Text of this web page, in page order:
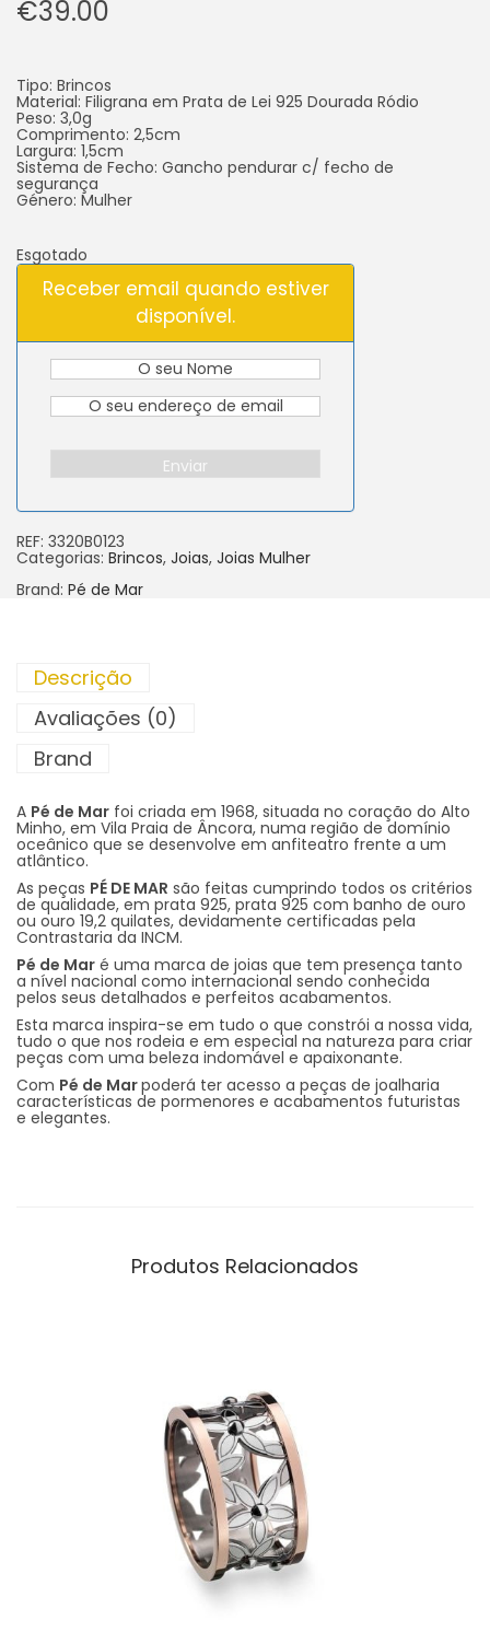
€39.00
Tipo: Brincos
Material: Filigrana em Prata de Lei 925 Dourada Ródio
Peso: 3,0g
Comprimento: 2,5cm
Largura: 1,5cm
Sistema de Fecho: Gancho pendurar c/ fecho de
segurança
Género: Mulher
Esgotado
Receber email quando estiver
disponível.
Enviar
REF: 3320B0123
Categorias: Brincos, Joias, Joias Mulher
Brand: Pé de Mar
Descrição
Avaliações (0)
Brand
A Pé de Mar foi criada em 1968, situada no coração do Alto
Minho, em Vila Praia de Âncora, numa região de domínio
oceânico que se desenvolve em anfiteatro frente a um
atlântico.
As peças PÉ DE MAR são feitas cumprindo todos os critérios
de qualidade, em prata 925, prata 925 com banho de ouro
ou ouro 19,2 quilates, devidamente certificadas pela
Contrastaria da INCM.
Pé de Mar é uma marca de joias que tem presença tanto
a nível nacional como internacional sendo conhecida
pelos seus detalhados e perfeitos acabamentos.
Esta marca inspira-se em tudo o que constrói a nossa vida,
tudo o que nos rodeia e em especial na natureza para criar
peças com uma beleza indomável e apaixonante.
Com Pé de Marpoderá ter acesso a peças de joalharia
características de pormenores e acabamentos futuristas
e elegantes.
Produtos Relacionados